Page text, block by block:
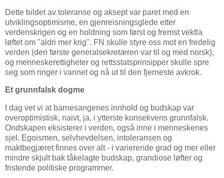
Dette bildet av toleranse og aksept var paret med en
utviklingsoptimisme, en gjenreisningsglede etter
verdenskrigen og en holdning som først og fremst vektla
løftet om "aldri mer krig". FN skulle styre oss mot en fredelig
verden (den første generalsekretæren var til og med norsk),
og menneskerettigheter og rettsstatsprinsipper skulle spre
seg som ringer i vannet og nå ut til den fjerneste avkrok.
Et grunnfalsk dogme
I dag vet vi at barnesangenes innhold og budskap var
overoptimistisk, naivt, ja, i ytterste konsekvens grunnfalsk.
Ondskapen eksisterer i verden, også inne i menneskenes
sjel. Egoismen, selvhevdelsen, intoleransen og
maktbegjæret finnes over alt - i varierende grad og mer eller
mindre skjult bak tåkelagte budskap, grandiose løfter og
fristende politiske programmer.